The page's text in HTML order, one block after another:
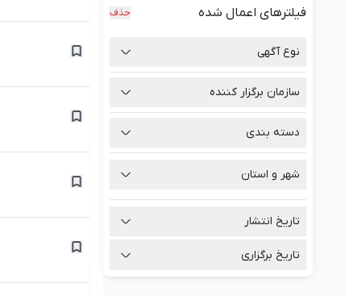
فیلترهای اعمال شده حذف
نوع آگهی
سازمان برگزار کننده
دسته بندی
شهر و استان
تاریخ انتشار
تاریخ برگزاری